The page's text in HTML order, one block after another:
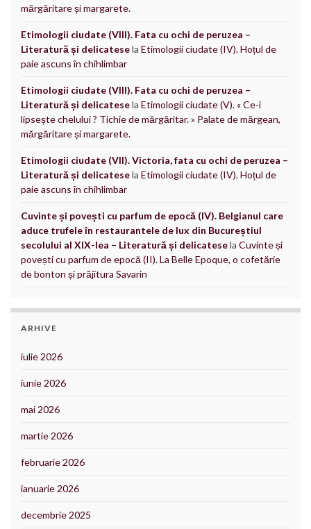
mărgăritare și margarete.
Etimologii ciudate (VIII). Fata cu ochi de peruzea –
Literatură și delicatesela Etimologii ciudate (IV). Hoțul de
paie ascuns în chihlimbar
Etimologii ciudate (VIII). Fata cu ochi de peruzea –
Literatură și delicatesela Etimologii ciudate (V). « Ce-i
lipsește chelului ? Tichie de mărgăritar. » Palate de mărgean,
mărgăritare și margarete.
Etimologii ciudate (VII). Victoria, fata cu ochi de peruzea –
Literatură și delicatesela Etimologii ciudate (IV). Hoțul de
paie ascuns în chihlimbar
Cuvinte și povești cu parfum de epocă (IV). Belgianul care
aduce trufele în restaurantele de lux din Bucureștiul
secolului al XIX-lea – Literatură și delicatesela Cuvinte și
povești cu parfum de epocă (II). La Belle Epoque, o cofetărie
de bonton și prăjitura Savarin
ARHIVE
iulie 2026
iunie 2026
mai 2026
martie 2026
februarie 2026
ianuarie 2026
decembrie 2025